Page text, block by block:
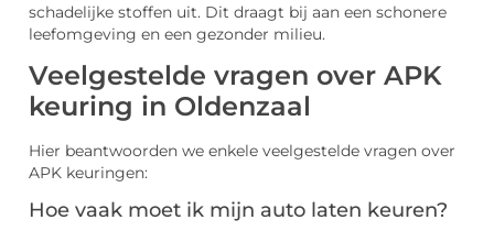
schadelijke stoffen uit. Dit draagt bij aan een schonere
leefomgeving en een gezonder milieu.
Veelgestelde vragen over APK
keuring in Oldenzaal
Hier beantwoorden we enkele veelgestelde vragen over
APK keuringen:
Hoe vaak moet ik mijn auto laten keuren?